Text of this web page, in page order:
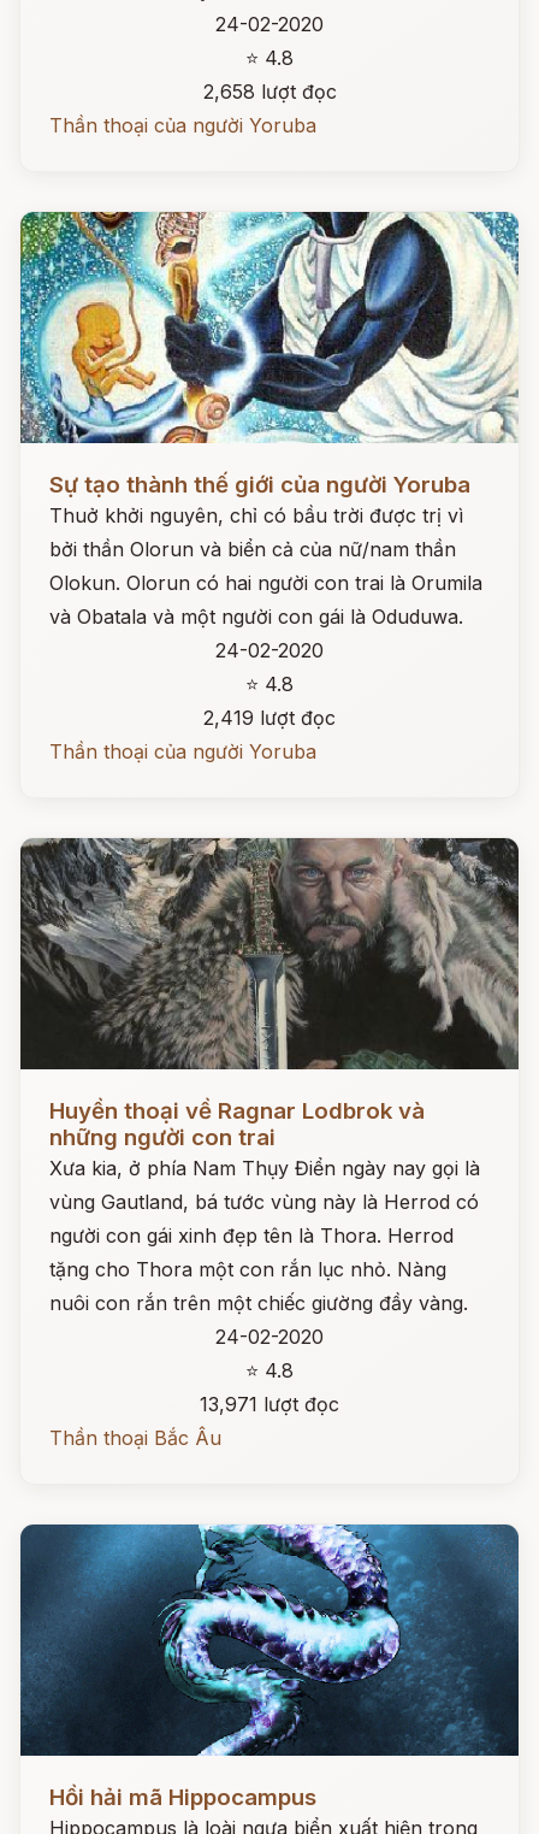
24-02-2020
⭐ 4.8
2,658 lượt đọc
Thần thoại của người Yoruba
Sự tạo thành thế giới của người Yoruba
Thuở khởi nguyên, chỉ có bầu trời được trị vì
bởi thần Olorun và biển cả của nữ/nam thần
Olokun. Olorun có hai người con trai là Orumila
và Obatala và một người con gái là Oduduwa.
24-02-2020
⭐ 4.8
2,419 lượt đọc
Thần thoại của người Yoruba
Đọc ngay
Huyền thoại về Ragnar Lodbrok và
những người con trai
Xưa kia, ở phía Nam Thụy Điển ngày nay gọi là
vùng Gautland, bá tước vùng này là Herrod có
người con gái xinh đẹp tên là Thora. Herrod
tặng cho Thora một con rắn lục nhỏ. Nàng
nuôi con rắn trên một chiếc giường đầy vàng.
24-02-2020
⭐ 4.8
13,971 lượt đọc
Thần thoại Bắc Âu
Đọc ngay
Hồi hải mã Hippocampus
Hippocampus là loài ngựa biển xuất hiện trong